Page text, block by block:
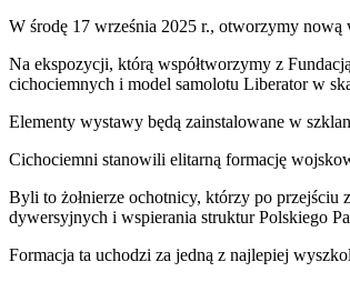
W środę 17 września 2025 r., otworzymy
Na ekspozycji, którą współtworzymy z
cichociemnych i model samolotu Liberator w
Elementy wystawy będą zainstalowane w
Cichociemni stanowili elitarną formację
Byli to żołnierze ochotnicy, którzy po przejściu
dywersyjnych i wspierania struktur Polskiego
Formacja ta uchodzi za jedną z najlepiej